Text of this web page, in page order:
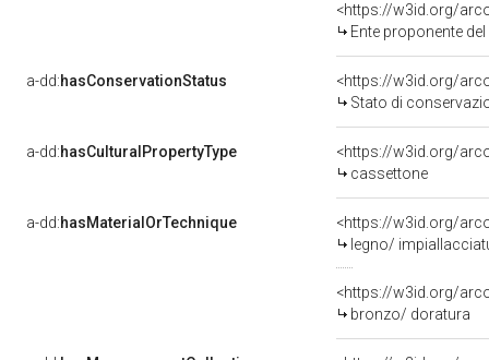
<https://w3id.org/
Ente proponente
a-dd:hasConservationStatus
<https://w3id.org/
Stato di
a-dd:hasCulturalPropertyType
<https://w3id.org/
cassettone
a-dd:hasMaterialOrTechnique
legno/
<https://w3id.org/
bronzo/ doratura